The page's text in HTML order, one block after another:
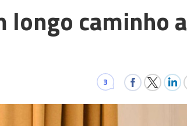
longo caminho a
3